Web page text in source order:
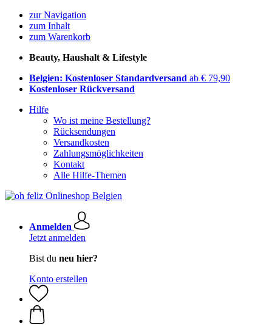
zur Navigation
zum Inhalt
zum Warenkorb
Beauty, Haushalt & Lifestyle
Belgien: Kostenloser Standardversand ab € 79,90
Kostenloser Rückversand
Hilfe
Wo ist meine Bestellung?
Rücksendungen
Versandkosten
Zahlungsmöglichkeiten
Kontakt
Alle Hilfe-Themen
Anmelden
Jetzt anmelden
Bist du neu hier?
Konto erstellen